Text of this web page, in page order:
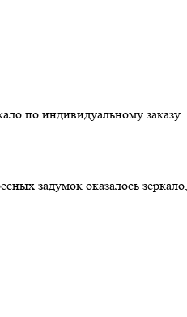
по индивидуальному заказу.
задумок оказалось